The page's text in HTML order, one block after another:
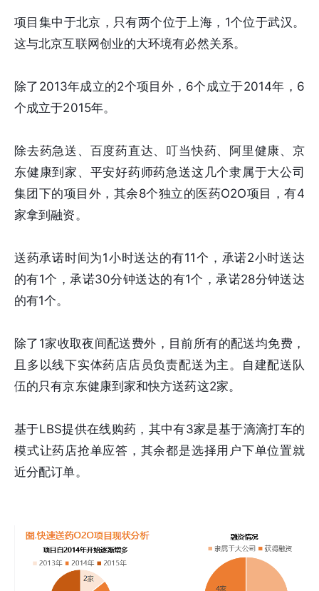
项目集中于北京，只有两个位于上海，1个位于武汉。
这与北京互联网创业的大环境有必然关系。
除了2013年成立的2个项目外，6个成立于2014年，6
个成立于2015年。
除去药急送、百度药直达、叮当快药、阿里健康、京
东健康到家、平安好药师药急送这几个隶属于大公司
集团下的项目外，其余8个独立的医药O2O项目，有4
家拿到融资。
送药承诺时间为1小时送达的有11个，承诺2小时送达
的有1个，承诺30分钟送达的有1个，承诺28分钟送达
的有1个。
除了1家收取夜间配送费外，目前所有的配送均免费，
且多以线下实体药店店员负责配送为主。自建配送队
伍的只有京东健康到家和快方送药这2家。
基于LBS提供在线购药，其中有3家是基于滴滴打车的
模式让药店抢单应答，其余都是选择用户下单位置就
近分配订单。